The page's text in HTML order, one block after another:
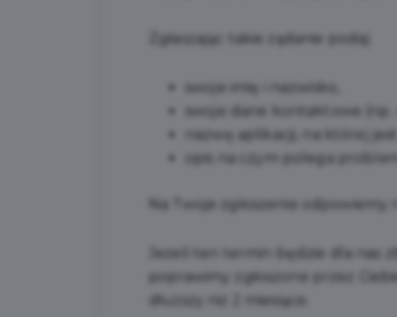
Zgłaszając takie żądanie podaj:
swoje imię i nazwisko,
swoje dane kontaktowe
nazwę aplikacji, na której
opis na czym polega
Na Twoje zgłoszenie
Jeżeli ten termin będzie dla nas
poprawimy zgłoszone przez
dłuższy niż 2 miesiące.